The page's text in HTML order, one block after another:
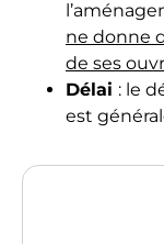
ne donne
de ses
Délai : le
est